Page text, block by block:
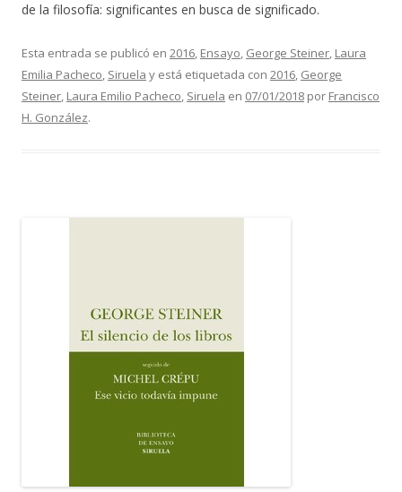
de la filosofía: significantes en busca de significado.
Esta entrada se publicó en 2016, Ensayo, George Steiner, Laura
Emilia Pacheco, Siruela y está etiquetada con 2016, George
Steiner, Laura Emilio Pacheco, Siruela en 07/01/2018 por Francisco
H. González.